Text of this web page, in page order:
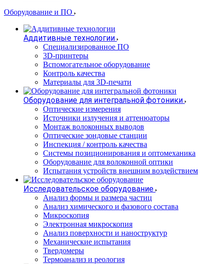
Оборудование и ПО
Аддитивные технологии
Специализированное ПО
3D-принтеры
Вспомогательное оборудование
Контроль качества
Материалы для 3D-печати
Оборудование для интегральной фотоники
Оптические измерения
Источники излучения и аттенюаторы
Монтаж волоконных выводов
Оптические зондовые станции
Инспекция / контроль качества
Системы позиционирования и оптомеханика
Оборудование для волоконной оптики
Испытания устройств внешним воздействием
Исследовательское оборудование
Анализ формы и размера частиц
Анализ химического и фазового состава
Микроскопия
Электронная микроскопия
Анализ поверхности и наноструктур
Механические испытания
Твердомеры
Термоанализ и реология